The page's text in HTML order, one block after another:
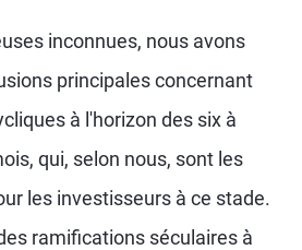
inconnues, nous avons
principales concernant
à l'horizon des six à
qui, selon nous, sont les
les investisseurs à ce stade.
ramifications séculaires à